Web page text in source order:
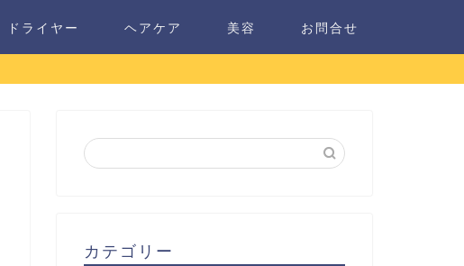
ドライヤー ヘアケア 美容 お問合せ
カテゴリー